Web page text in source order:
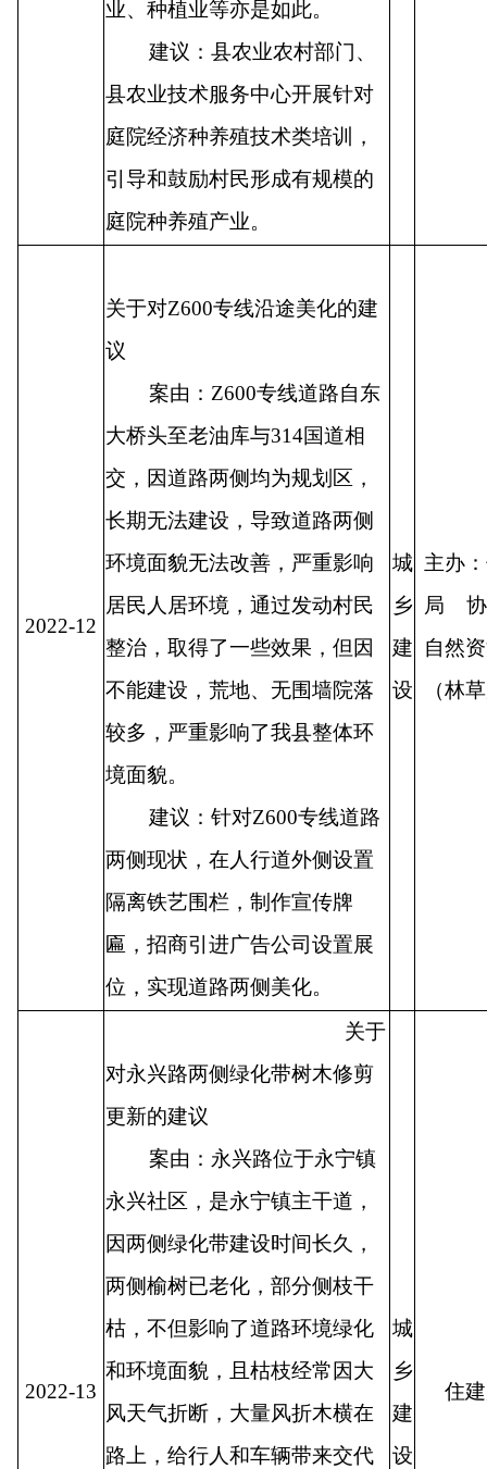
业、种植业等亦是如此。
建议：县农业农村部门、
县农业技术服务中心开展针对
庭院经济种养殖技术类培训，
引导和鼓励村民形成有规模的
庭院种养殖产业。
2022-12
关于对Z600专线沿途美化的建
议
案由： Z600专线道路自东
大桥头至老油库与314国道相
交，因道路两侧均为规划区，
长期无法建设，导致道路两侧
环境面貌无法改善，严重影响
居民人居环境，通过发动村民
整治，取得了一些效果，但因
不能建设，荒地、无围墙院落
较多，严重影响了我县整体环
境面貌。
建议：针对Z600专线道路
两侧现状，在人行道外侧设置
隔离铁艺围栏，制作宣传牌
匾，招商引进广告公司设置展
位，实现道路两侧美化。
城
乡
建
设
主办
局 协
自然
（林
2022-13
关于
对永兴路两侧绿化带树木修剪
更新的建议
案由：永兴路位于永宁镇
永兴社区，是永宁镇主干道，
因两侧绿化带建设时间长久，
两侧榆树已老化，部分侧枝干
枯，不但影响了道路环境绿化
和环境面貌，且枯枝经常因大
风天气折断，大量风折木横在
路上，给行人和车辆带来交代
城
乡
建
设
住